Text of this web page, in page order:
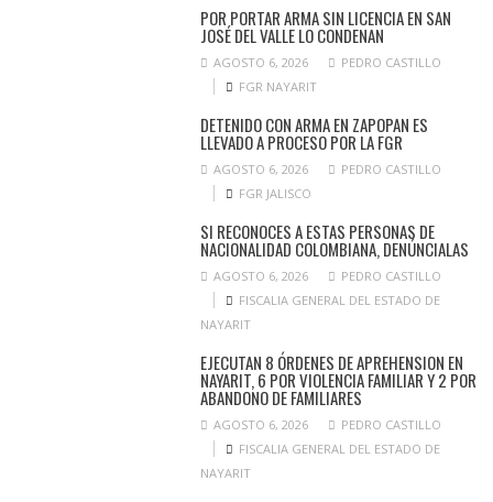
POR PORTAR ARMA SIN LICENCIA EN SAN
JOSÉ DEL VALLE LO CONDENAN
AGOSTO 6, 2026
PEDRO CASTILLO
FGR NAYARIT
DETENIDO CON ARMA EN ZAPOPAN ES
LLEVADO A PROCESO POR LA FGR
AGOSTO 6, 2026
PEDRO CASTILLO
FGR JALISCO
SI RECONOCES A ESTAS PERSONAS DE
NACIONALIDAD COLOMBIANA, DENÚNCIALAS
AGOSTO 6, 2026
PEDRO CASTILLO
FISCALIA GENERAL DEL ESTADO DE
NAYARIT
EJECUTAN 8 ÓRDENES DE APREHENSION EN
NAYARIT, 6 POR VIOLENCIA FAMILIAR Y 2 POR
ABANDONO DE FAMILIARES
AGOSTO 6, 2026
PEDRO CASTILLO
FISCALIA GENERAL DEL ESTADO DE
NAYARIT